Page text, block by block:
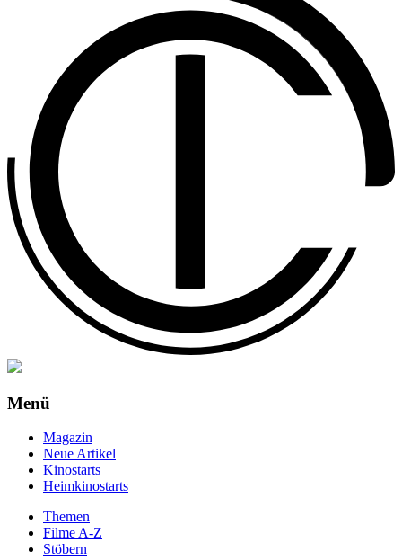
Menü
Magazin
Neue Artikel
Kinostarts
Heimkinostarts
Themen
Filme A-Z
Stöbern